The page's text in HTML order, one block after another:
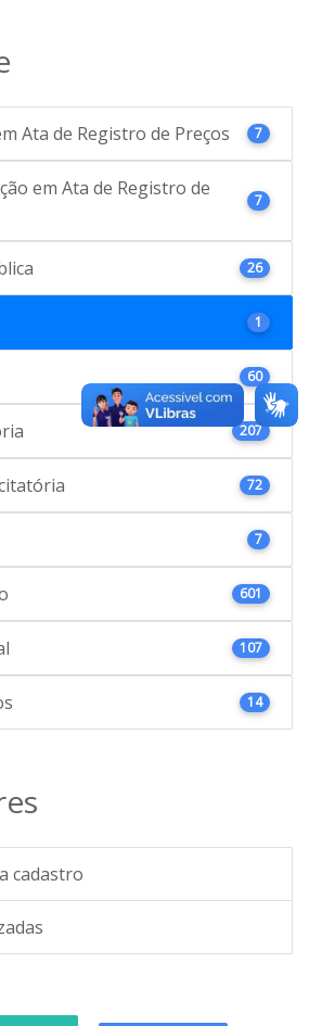
Ata de Registro de Preços 7
em Ata de Registro de
7
26
1
60
207
72
7
601
107
14
cadastro